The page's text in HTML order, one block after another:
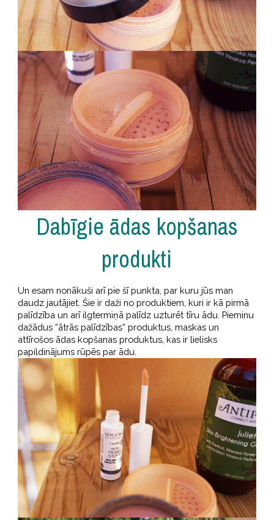
Dabīgie ādas kopšanas
produkti
Un esam nonākuši arī pie šī punkta, par kuru jūs man
daudz jautājiet. Šie ir daži no produktiem, kuri ir kā pirmā
palīdzība un arī ilgtermiņā palīdz uzturēt tīru ādu. Pieminu
dažādus ”ātrās palīdzības” produktus, maskas un
attīrošos ādas kopšanas produktus, kas ir lielisks
papildinājums rūpēs par ādu.